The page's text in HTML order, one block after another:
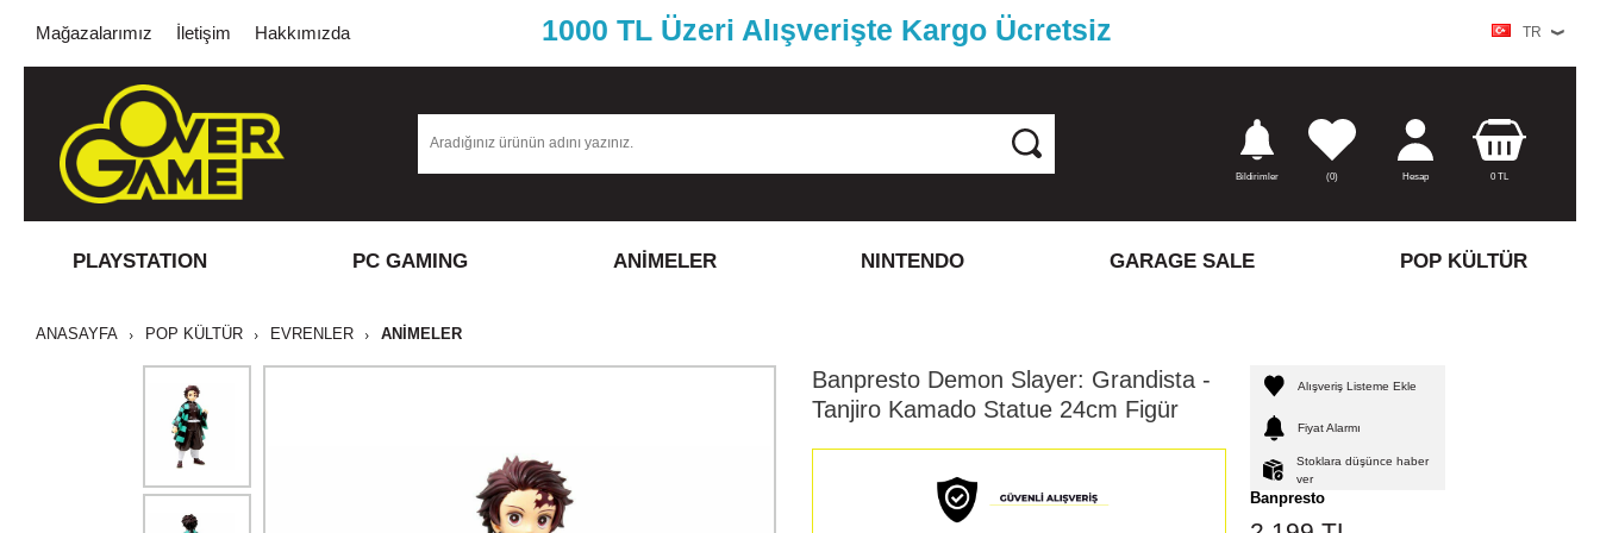
Mağazalarımız İletişim Hakkımızda 1000 TL Üzeri Alışverişte Kargo Ücretsiz TR
Bildirimler (0) Hesap 0TL
PLAYSTATION PC GAMING ANİMELER NINTENDO GARAGE SALE POP KÜLTÜR
ANASAYFA POP KÜLTÜR EVRENLER ANIMELER
Banpresto Demon Slayer: Grandista -
Tanjiro Kamado Statue 24cm Figür
Alışveriş Listeme Ekle
Fiyat Alarmı
Stoklara düşünce haber
ver
Banpresto